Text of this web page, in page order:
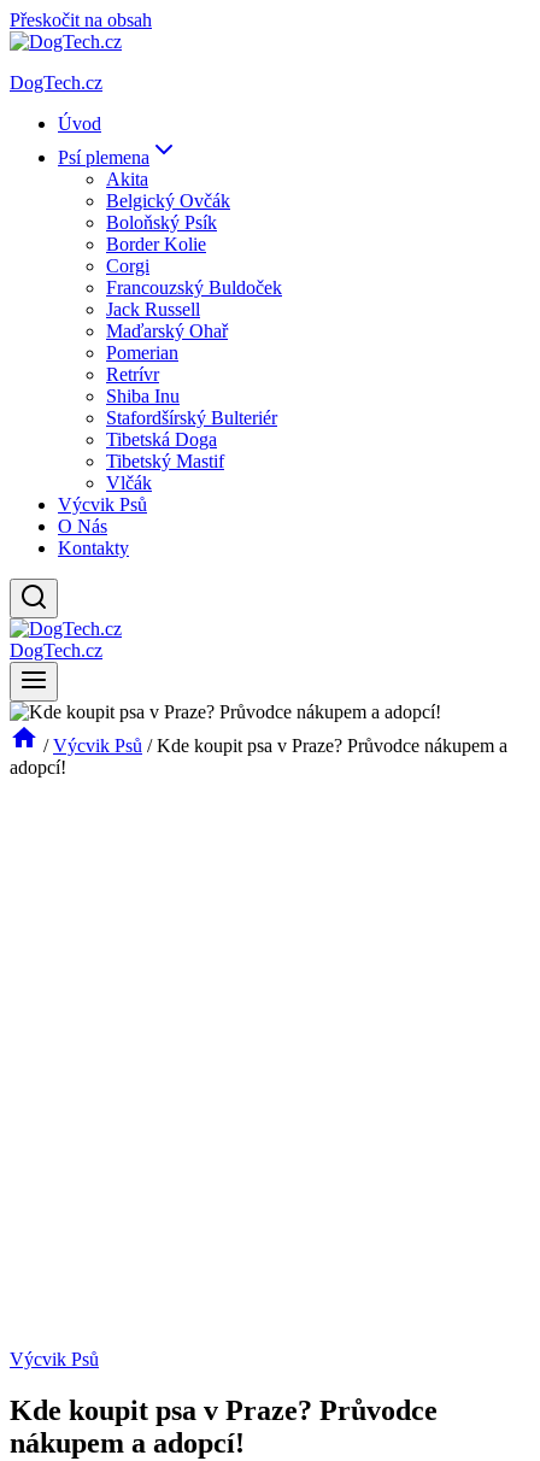
Přeskočit na obsah
DogTech.cz
Úvod
Psí plemena
Akita
Belgický Ovčák
Boloňský Psík
Border Kolie
Corgi
Francouzský Buldoček
Jack Russell
Maďarský Ohař
Pomerian
Retrívr
Shiba Inu
Stafordšírský Bulteriér
Tibetská Doga
Tibetský Mastif
Vlčák
Výcvik Psů
O Nás
Kontakty
DogTech.cz
/ Výcvik Psů / Kde koupit psa v Praze? Průvodce nákupem a
adopcí!
Výcvik Psů
Kde koupit psa v Praze? Průvodce
nákupem a adopcí!